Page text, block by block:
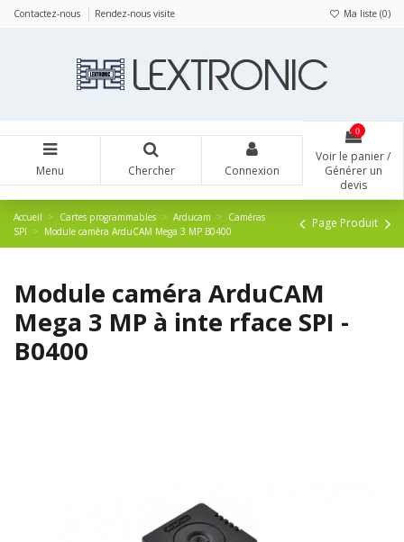
Contactez-nous Rendez-nous visite Ma liste (0)
Menu Chercher Connexion
0
Voir le panier /
Générer un
devis
Accueil Cartes programmables Arducam
Caméras
SPI
Module caméra ArduCAM Mega 3 MP B0400
Page Produit
Module caméra ArduCAM
Mega 3 MP à inte rface SPI -
B0400
Panneau de gestion des cookies